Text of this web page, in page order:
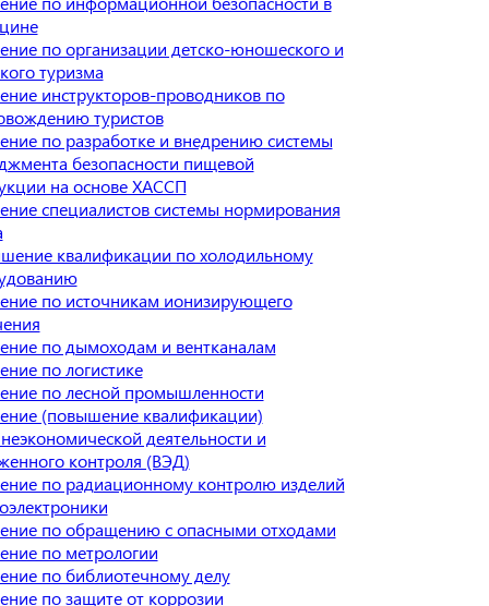
по организации детско-юношеского и
туризма
инструкторов-проводников по
туристов
по разработке и внедрению системы
безопасности пищевой
на основе ХАССП
специалистов системы нормирования
квалификации по холодильному
по источникам ионизирующего
по дымоходам и вентканалам
по логистике
по лесной промышленности
(повышение квалификации)
деятельности и
контроля (ВЭД)
по радиационному контролю изделий
по обращению с опасными отходами
по метрологии
по библиотечному делу
по защите от коррозии